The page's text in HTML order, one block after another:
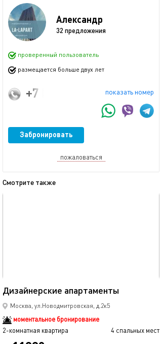
Александр
32 предложения
проверенный пользователь
размещается больше двух лет
показать номер
+7 (925) 069-62-36
Забронировать
пожаловаться
Смотрите также
Дизайнерские апартаменты
Москва, ул.Новодмитровская, д.2к5
моментальное бронирование
2-комнатная квартира
4 спальных мест